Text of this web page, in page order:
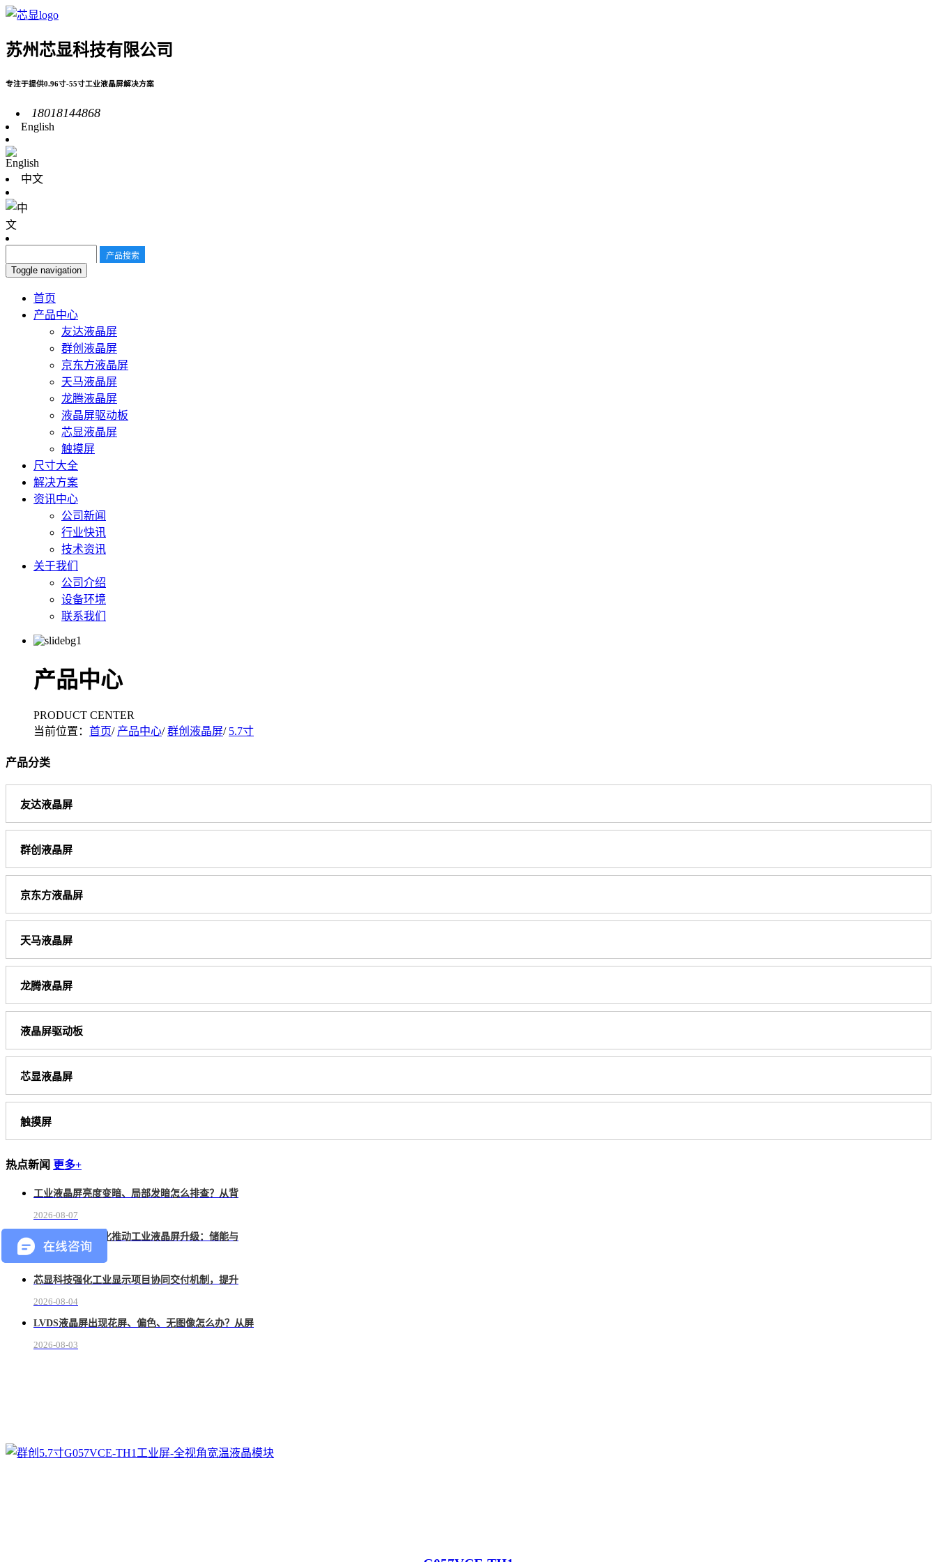
苏州芯显科技有限公司
专注于提供0.96寸-55寸工业液晶屏解决方案
18018144868
English
中文
Toggle navigation
首页
产品中心
友达液晶屏
群创液晶屏
京东方液晶屏
天马液晶屏
龙腾液晶屏
液晶屏驱动板
芯显液晶屏
触摸屏
尺寸大全
解决方案
资讯中心
公司新闻
行业快讯
技术资讯
关于我们
公司介绍
设备环境
联系我们
产品中心
PRODUCT CENTER
当前位置： 首页/ 产品中心/群创液晶屏/ 5.7寸
产品分类
友达液晶屏
群创液晶屏
京东方液晶屏
天马液晶屏
龙腾液晶屏
液晶屏驱动板
芯显液晶屏
触摸屏
热点新闻 更多+
工业液晶屏亮度变暗、局部发暗怎么排查？从背
2026-08-07
新能源设备现场化推动工业液晶屏升级：储能与
芯显科技强化工业显示项目协同交付机制，提升
2026-08-04
LVDS液晶屏出现花屏、偏色、无图像怎么办？从屏
2026-08-03